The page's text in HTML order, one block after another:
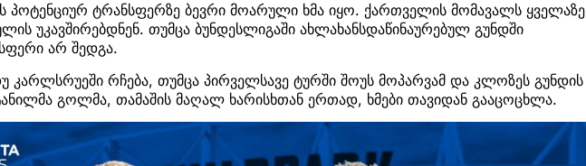
პოტენციურ ტრანსფერზე ბევრი მოარული ხმა იყო. ქართველის მომავალს ყველაზე
უკავშირებდნენ. თუმცა ბუნდესლიგაში ახლახანსდაწინაურებულ გუნდში
არ შედგა.
კარლსრუეში რჩება, თუმცა პირველსავე ტურში შოუს მოპარვამ და კლოზეს გუნდის
გოლმა, თამაშის მაღალ ხარისხთან ერთად, ხმები თავიდან გააცოცხლა.